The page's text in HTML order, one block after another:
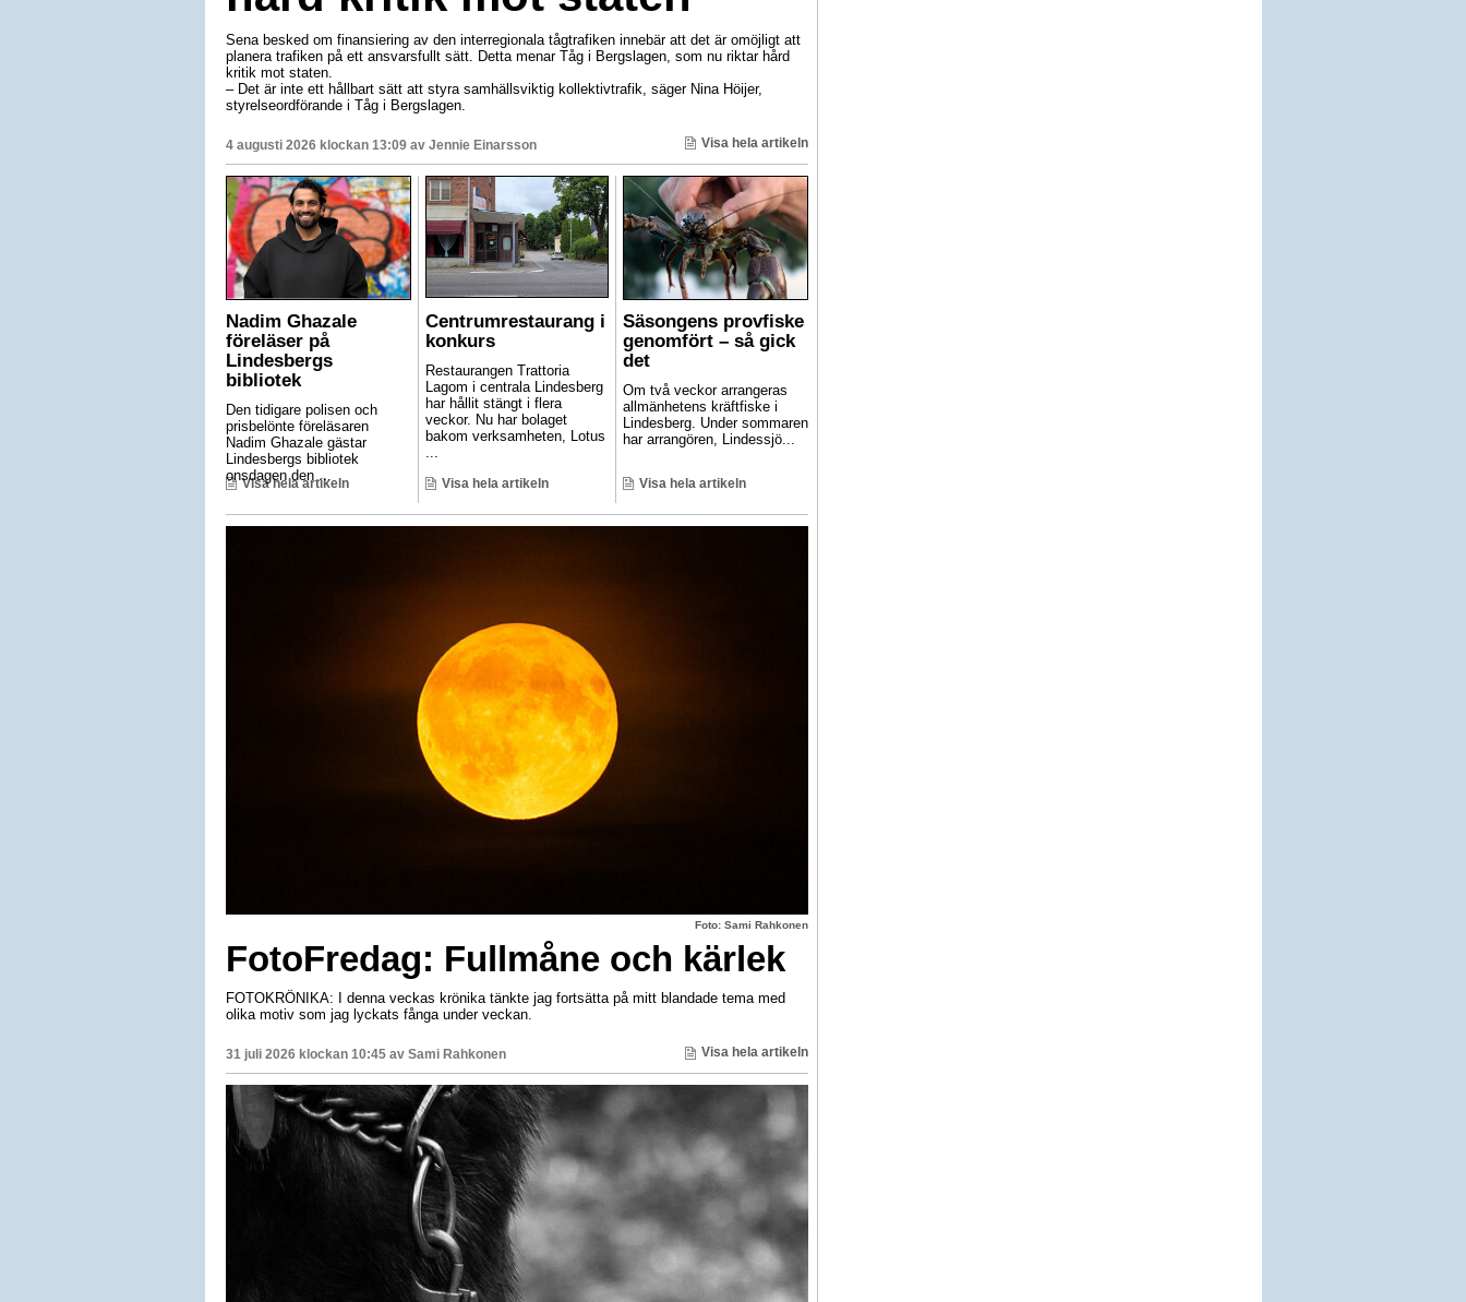
Sena besked om finansiering av den interregionala tågtrafiken innebär att det är omöjligt att
planera trafiken på ett ansvarsfullt sätt. Detta menar Tåg i Bergslagen, som nu riktar hård
kritik mot staten.
– Det är inte ett hållbart sätt att styra samhällsviktig kollektivtrafik, säger Nina Höijer,
styrelseordförande i Tåg i Bergslagen.
4 augusti 2026 klockan 13:09 av Jennie Einarsson Visa hela artikeln
Nadim Ghazale
föreläser på
Lindesbergs
bibliotek
Den tidigare polisen och
prisbelönte föreläsaren
Nadim Ghazale gästar
Lindesbergs bibliotek
onsdagen den ...
Visa hela artikeln
Centrumrestaurang i
konkurs
Restaurangen Trattoria
Lagom i centrala Lindesberg
har hållit stängt i flera
veckor. Nu har bolaget
bakom verksamheten, Lotus
Visa hela artikeln
Säsongens provfiske
genomfört – så gick
det
Om två veckor arrangeras
allmänhetens kräftfiske i
Lindesberg. Under sommaren
har arrangören, Lindessjö...
Visa hela artikeln
Foto: Sami Rahkonen
FotoFredag: Fullmåne och kärlek
FOTOKRÖNIKA: I denna veckas krönika tänkte jag fortsätta på mitt blandade tema med
olika motiv som jag lyckats fånga under veckan.
31 juli 2026 klockan 10:45 av Sami Rahkonen Visa hela artikeln